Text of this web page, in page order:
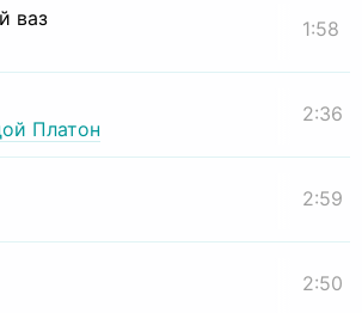
ваз
1:58
Платон
2:36
2:59
2:50